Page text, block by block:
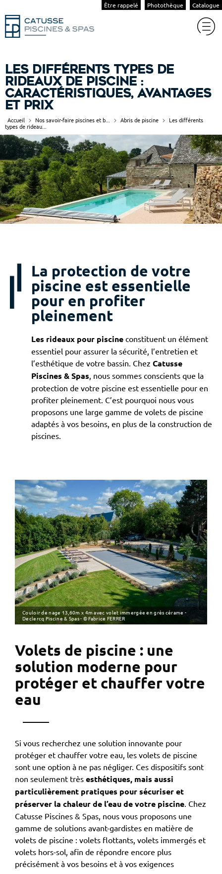
Être rappelé Photothèque Catalogue
Les différents types de
rideaux de piscine :
caractéristiques, avantages
et prix
Accueil Nos savoir-faire piscines et b... Abris de piscine
Les différents
types de rideau...
La protection de votre
piscine est essentielle
pour en profiter
pleinement
Les rideaux pour piscineconstituent un élément
essentiel pour assurer la sécurité, l’entretien et
l’esthétique de votre bassin. Chez Catusse
Piscines & Spas, nous sommes conscients que la
protection de votre piscine est essentielle pour en
profiter pleinement. C’est pourquoi nous vous
proposons une large gamme de volets de piscine
adaptés à vos besoins, en plus de la construction de
piscines.
Volets de piscine : une
solution moderne pour
protéger et chauffer votre
eau
Si vous recherchez une solution innovante pour
protéger et chauffer votre eau, les volets de piscine
sont une option à ne pas négliger. Ces dispositifs sont
non seulement très esthétiques, mais aussi
particulièrement pratiques pour sécuriser et
préserver la chaleur de l’eau de votre piscine. Chez
Catusse Piscines & Spas, nous vous proposons une
gamme de solutions avant-gardistes en matière de
volets de piscine : volets flottants, volets immergés et
volets hors-sol, afin de répondre encore plus
précisément à vos besoins et à vos exigences
Couloir de nage 13,60m x 4m avec volet immergée en grès cérame -
Declercq Piscine & Spas - © Fabrice FERRER